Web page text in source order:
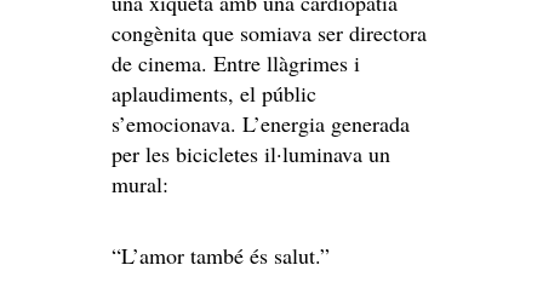
congènita que somiava ser directora
de cinema. Entre llàgrimes i
aplaudiments, el públic
s’emocionava. L’energia generada
per les bicicletes il·luminava un
mural:
“L’amor també és salut.”